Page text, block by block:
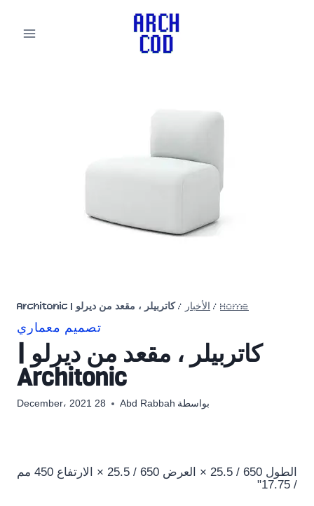
Home
/ الأخبار /كاتربيلر ، مقعد من ديرلو | Architonic
تصميم معماري
كاتربيلر ، مقعد من ديرلو |
Architonic
بواسطة Abd Rabbah 28 December، 2021
الطول 650 / 25.5 × العرض 650 / 25.5 × الارتفاع 450 مم
/ 17.75"